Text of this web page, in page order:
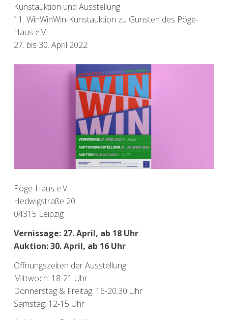
Kunstauktion und Ausstellung
11. WinWinWin-Kunstauktion zu Gunsten des Pöge-
Haus e.V.
27. bis 30. April 2022
Pöge-Haus e.V.
Hedwigstraße 20
04315 Leipzig
Vernissage: 27. April, ab 18 Uhr
Auktion: 30. April, ab 16 Uhr
Öffnungszeiten der Ausstellung:
Mittwoch: 18-21 Uhr
Donnerstag & Freitag: 16-20.30 Uhr
Samstag: 12-15 Uhr